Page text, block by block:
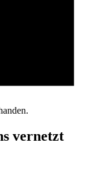
vernetzt